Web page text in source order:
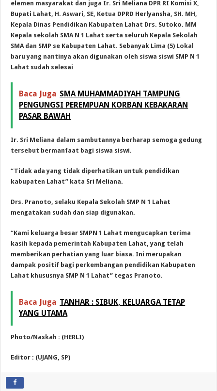
elemen masyarakat dan juga Ir. Sri Meliana DPR RI Komisi X,
Bupati Lahat, H. Aswari, SE, Ketua DPRD Herlyansha, SH. MH,
Kepala Dinas Pendidikan Kabupaten Lahat Drs. Sutoko. MM
Kepala sekolah SMA N 1 Lahat serta seluruh Kepala Sekolah
SMA dan SMP se Kabupaten Lahat. Sebanyak Lima (5) Lokal
baru yang nantinya akan digunakan oleh siswa siswi SMP N 1
Lahat sudah selesai
Baca Juga SMA MUHAMMADIYAH TAMPUNG
PENGUNGSI PEREMPUAN KORBAN KEBAKARAN
PASAR BAWAH
Ir. Sri Meliana dalam sambutannya berharap semoga gedung
tersebut bermanfaat bagi siswa siswi.
“Tidak ada yang tidak diperhatikan untuk pendidikan
kabupaten Lahat” kata Sri Meliana.
Drs. Pranoto, selaku Kepala Sekolah SMP N 1 Lahat
mengatakan sudah dan siap digunakan.
“Kami keluarga besar SMPN 1 Lahat mengucapkan terima
kasih kepada pemerintah Kabupaten Lahat, yang telah
memberikan perhatian yang luar biasa. Ini merupakan
dampak positif bagi perkembangan pendidikan Kabupaten
Lahat khususnya SMP N 1 Lahat” tegas Pranoto.
Baca Juga TANHAR : SIBUK, KELUARGA TETAP
YANG UTAMA
Photo/Naskah : (HERLI)
Editor : (UJANG, SP)